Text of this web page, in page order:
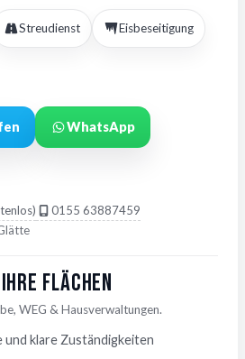
Streudienst Eisbeseitigung
WhatsApp
0155 63887459
Flächen
WEG & Hausverwaltungen.
und klare Zuständigkeiten